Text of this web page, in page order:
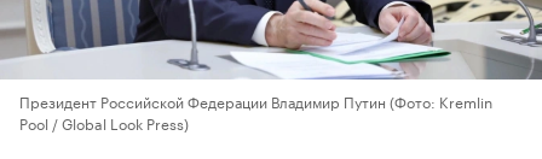
Президент Российской Федерации Владимир Путин (Фото: Kremlin
Pool / Global Look Press)